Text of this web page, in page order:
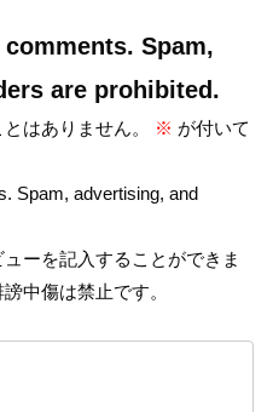
Spam,
are prohibited.
はありません。 ※ が付いて
Spam, advertising, and
ーを記入することができま
中傷は禁止です。